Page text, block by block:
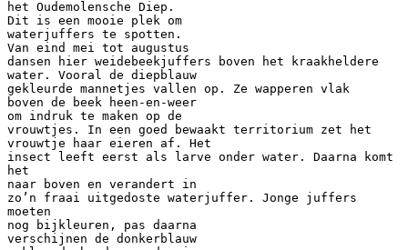
het Oudemolensche Diep.
Dit is een mooie plek om
waterjuffers te spotten.
Van eind mei tot augustus
dansen hier weidebeekjuffers boven het kraakheldere
water. Vooral de diepblauw
gekleurde mannetjes vallen op. Ze wapperen vlak
boven de beek heen-en-weer
om indruk te maken op de
vrouwtjes. In een goed bewaakt territorium zet het
vrouwtje haar eieren af. Het
insect leeft eerst als larve onder water. Daarna komt
het
naar boven en verandert in
zo’n fraai uitgedoste waterjuffer. Jonge juffers
moeten
nog bijkleuren, pas daarna
verschijnen de donkerblauw